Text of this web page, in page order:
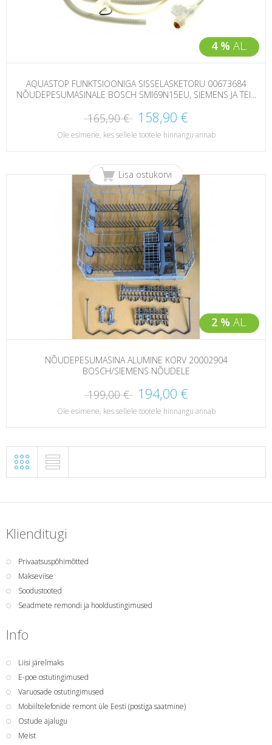
4 % AL.
AQUASTOP FUNKTSIOONIGA SISSELASKETORU 00673684
NÕUDEPESUMASINALE BOSCH SMI69N15EU, SIEMENS JA TEI...
165,90 € 158,90 €
Ole esimene, kes sellele tootele hinnangu annab
2 % AL.
Lisa ostukorvi
NÕUDEPESUMASINA ALUMINE KORV 20002904
BOSCH/SIEMENS NÕUDELE
199,00 € 194,00 €
Ole esimene, kes sellele tootele hinnangu annab
Klienditugi
Privaatsuspõhimõtted
Makseviise
Soodustooted
Seadmete remondi ja hooldustingimused
Info
Liisi järelmaks
E-poe ostutingimused
Varuosade ostutingimused
Mobiiltelefonide remont üle Eesti (postiga saatmine)
Ostude ajalugu
Meist